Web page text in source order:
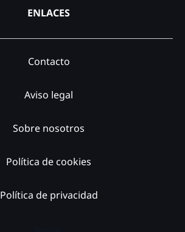
ENLACES
Contacto
Aviso legal
Sobre nosotros
Política de cookies
Política de privacidad